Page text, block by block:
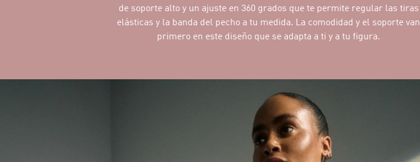
de soporte alto y un ajuste en 360 grados que te permite regular las tiras
elásticas y la banda del pecho a tu medida. La comodidad y el soporte van
primero en este diseño que se adapta a ti y a tu figura.